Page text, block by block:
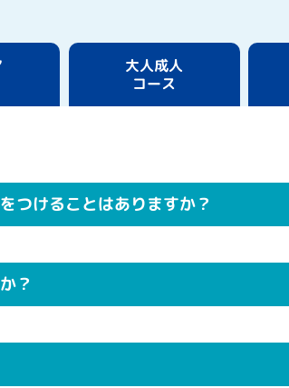
大人成人
コース
つけることはありますか？
？